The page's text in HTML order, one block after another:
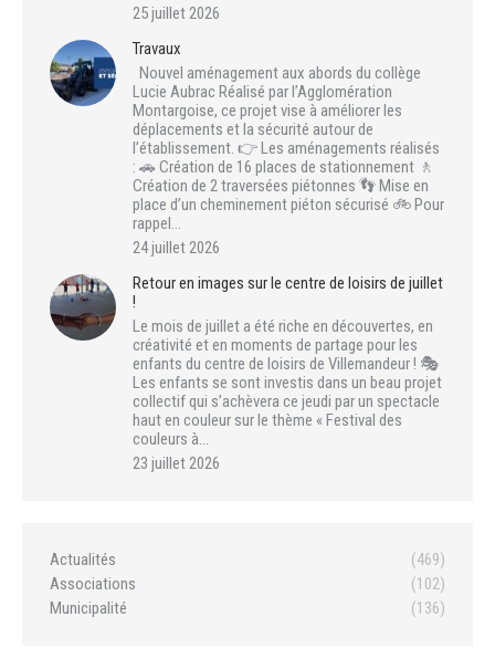
25 juillet 2026
Travaux
Nouvel aménagement aux abords du collège
Lucie Aubrac Réalisé par l’Agglomération
Montargoise, ce projet vise à améliorer les
déplacements et la sécurité autour de
l’établissement. 👉 Les aménagements réalisés
: 🚗 Création de 16 places de stationnement 🚶
Création de 2 traversées piétonnes 👣 Mise en
place d’un cheminement piéton sécurisé 🚲 Pour
rappel…
24 juillet 2026
Retour en images sur le centre de loisirs de juillet
!
Le mois de juillet a été riche en découvertes, en
créativité et en moments de partage pour les
enfants du centre de loisirs de Villemandeur ! 🎭
Les enfants se sont investis dans un beau projet
collectif qui s’achèvera ce jeudi par un spectacle
haut en couleur sur le thème « Festival des
couleurs à…
23 juillet 2026
Actualités
(469)
Associations
(102)
Municipalité
(136)